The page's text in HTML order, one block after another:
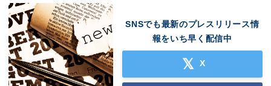
SNSでも最新のプレスリリース情
報をいち早く配信中
X
English